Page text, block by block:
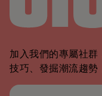
加入我們的專屬社
技巧、發掘潮流趨勢